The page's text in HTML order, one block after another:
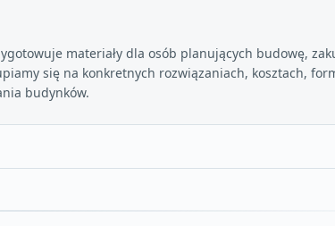
materiały dla osób planujących budowę,
się na konkretnych rozwiązaniach, kosztach,
budynków.